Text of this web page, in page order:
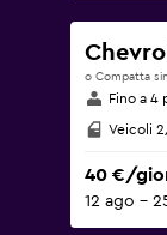
o Compatta
Fino a 4
Veicoli
40 €/
12 ago -